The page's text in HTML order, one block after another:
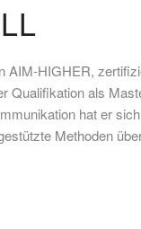
AIM-HIGHER,
Qualifikation als
hat er
Methoden